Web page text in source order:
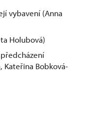
vybavení (Anna
Holubová)
Kateřina Bobková-